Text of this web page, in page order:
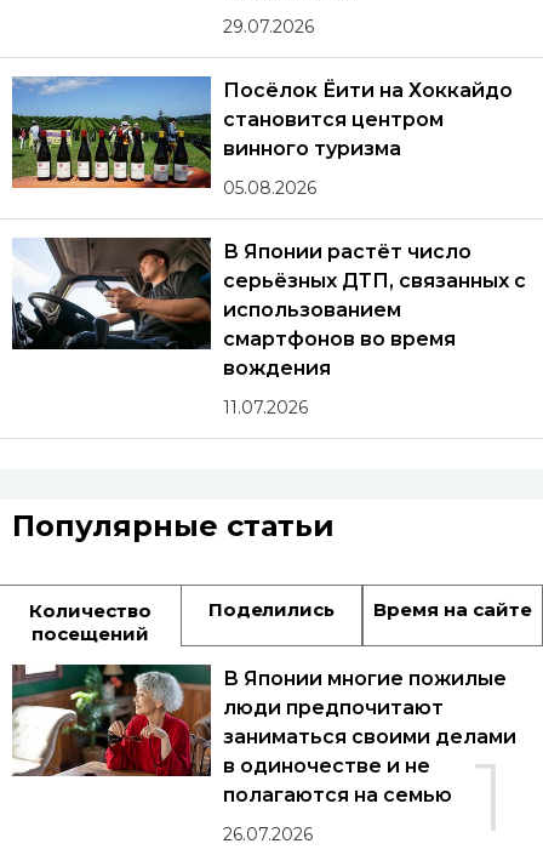
29.07.2026
Посёлок Ёити на Хоккайдо
становится центром
винного туризма
05.08.2026
В Японии растёт число
серьёзных ДТП, связанных с
использованием
смартфонов во время
вождения
11.07.2026
Популярные статьи
Количество
посещений
Поделились Время на сайте
1
В Японии многие пожилые
люди предпочитают
заниматься своими делами
в одиночестве и не
полагаются на семью
26.07.2026